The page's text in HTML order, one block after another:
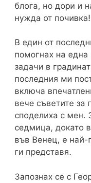
блога, но дори и
нужда от
В един от
помогнах на една
задачи в
последния ми
включа
вече съветите за
споделиха с мен.
седмица, докато
във Венец, е
ги представя.
Запознах се с